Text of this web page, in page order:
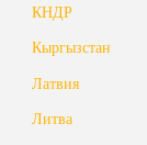
КНДР
Кыргызстан
Латвия
Литва